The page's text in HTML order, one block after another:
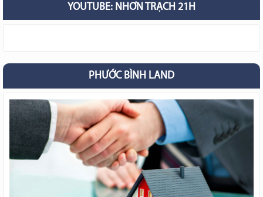
YOUTUBE: NHƠN TRẠCH 21H
PHƯỚC BÌNH LAND